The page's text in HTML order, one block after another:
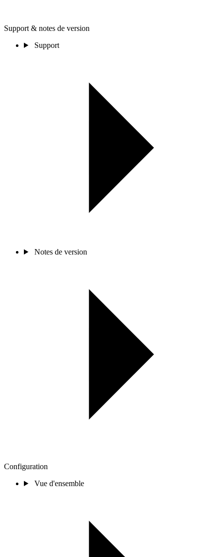
Support & notes de version
Support
Notes de version
Configuration
Vue d'ensemble